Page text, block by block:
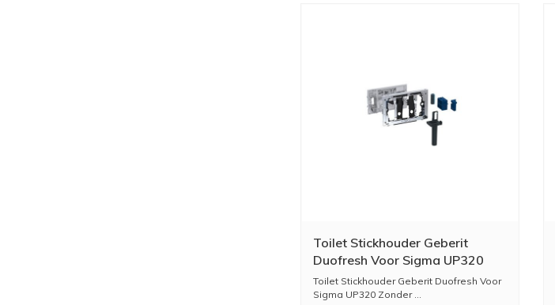
Toilet Stickhouder Geberit
Duofresh Voor Sigma UP320
Zonder Geurzuivering
Glansverchroomd
Toilet Stickhouder Geberit Duofresh Voor
Sigma UP320 Zonder ...